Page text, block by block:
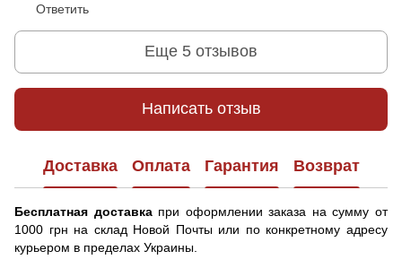
Ответить
Еще 5 отзывов
Написать отзыв
Доставка Оплата Гарантия Возврат
Бесплатная доставка при оформлении заказа на сумму от
1000 грн на склад Новой Почты или по конкретному адресу
курьером в пределах Украины.